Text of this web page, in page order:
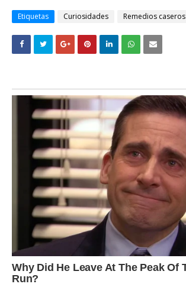
Etiquetas Curiosidades Remedios caseros